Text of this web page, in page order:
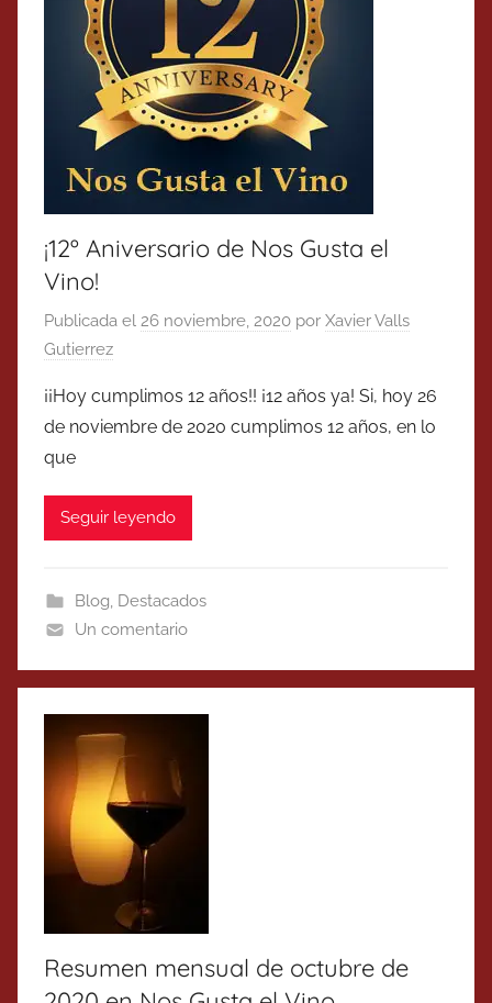
¡12º Aniversario de Nos Gusta el
Vino!
Publicada el 26 noviembre, 2020 por Xavier Valls
Gutierrez
¡¡Hoy cumplimos 12 años!! ¡12 años ya! Si, hoy 26
de noviembre de 2020 cumplimos 12 años, en lo
que
Seguir leyendo
Blog, Destacados
Un comentario
Resumen mensual de octubre de